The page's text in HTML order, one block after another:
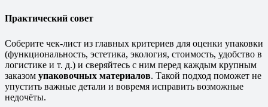
Практический совет
Соберите чек-лист из главных критериев для оценки упаковки
(функциональность, эстетика, экология, стоимость, удобство в
логистике и т. д.) и сверяйтесь с ним перед каждым крупным
заказом упаковочных материалов. Такой подход поможет не
упустить важные детали и вовремя исправить возможные
недочёты.